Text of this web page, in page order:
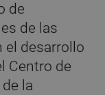
de
de las
el desarrollo
Centro de
la